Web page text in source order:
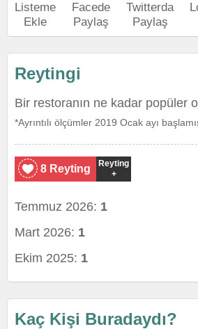
Listeme
Ekle
Facede
Paylaş
Twitterda
Paylaş
Reytingi
Bir restoranın ne kadar popüler
*Ayrıntılı ölçümler 2019 Ocak ayı
8 Reyting
Reyting
+
Temmuz 2026: 1
Mart 2026: 1
Ekim 2025: 1
Kaç Kişi Buradaydı?